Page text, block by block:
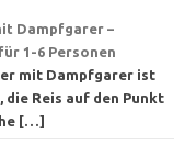
Dampfgarer –
1-6 Personen
mit Dampfgarer ist
Reis auf den Punkt
[…]